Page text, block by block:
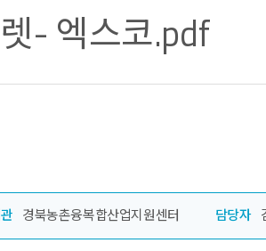
- 엑스코.pdf
경북농촌융복합산업지원센터 담당자